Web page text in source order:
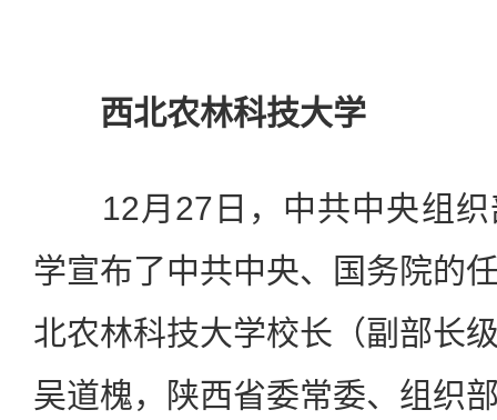
西北农林科技大学
12月27日，中共中央组织
学宣布了中共中央、国务院的
北农林科技大学校长（副部长
吴道槐，陕西省委常委、组织